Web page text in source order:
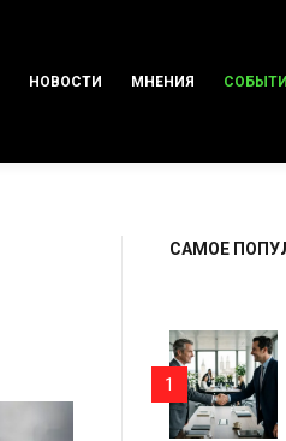
НОВОСТИ МНЕНИЯ
САМОЕ
1